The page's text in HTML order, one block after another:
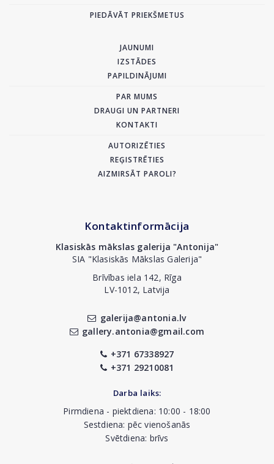
PIEDĀVĀT PRIEKŠMETUS
JAUNUMI
IZSTĀDES
PAPILDINĀJUMI
PAR MUMS
DRAUGI UN PARTNERI
KONTAKTI
AUTORIZĒTIES
REĢISTRĒTIES
AIZMIRSĀT PAROLI?
Kontaktinformācija
Klasiskās mākslas galerija "Antonija"
SIA "Klasiskās Mākslas Galerija"
Brīvības iela 142, Rīga
LV-1012, Latvija
galerija@antonia.lv
gallery.antonia@gmail.com
+371 67338927
+371 29210081
Darba laiks:
Pirmdiena - piektdiena: 10:00 - 18:00
Sestdiena: pēc vienošanās
Svētdiena: brīvs